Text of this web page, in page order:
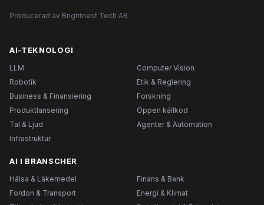
Producerad av Brightnest Tech AB
AI-TEKNOLOGI
LLM
Computer Vision
Robotik
Etik & Reglering
Business & Finansiering
Forskning
Produktlansering
Öppen källkod
Tal & Ljud
Agenter & Automation
Infrastruktur
AI I BRANSCHER
Hälsa & Läkemedel
Finans & Bank
Fordon & Transport
Energi & Klimat